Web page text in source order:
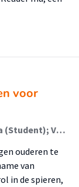
voor
Fung, Helena (Student); de Jong, Marisha (Student); Verwijs, Marije; Verlaan, Sjors
ouderen te
van
in de spieren,